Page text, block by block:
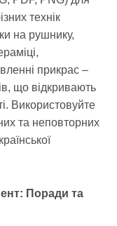
технік
на рушнику,
прикрас –
що відкривають
Використовуйте
та неповторних
Поради та